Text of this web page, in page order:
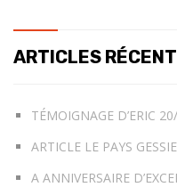
ARTICLES
TÉMOIGNAGE D’ERIC
ARTICLE LE PAYS
A ANNIVERSAIRE